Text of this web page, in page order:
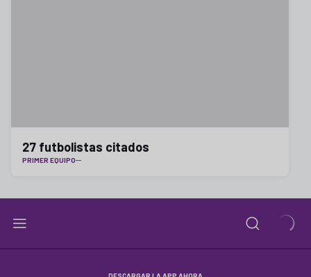
27 futbolistas citados
PRIMER EQUIPO